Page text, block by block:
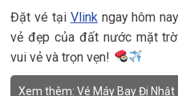
Đặt vé tại Vlinkngay hôm
vẻ đẹp của đất nước mặt
vui vẻ và trọn vẹn!
Xem thêm:Vé Máy Bay Đi